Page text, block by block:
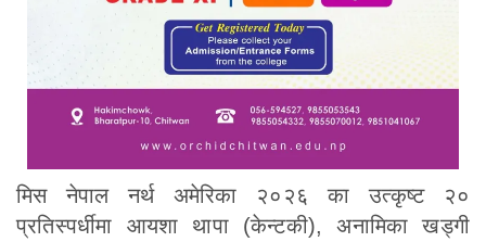
मिस नेपाल नर्थ अमेरिका २०२६ का उत्कृष्ट २०
प्रतिस्पर्धीमा आयशा थापा (केन्टकी), अनामिका खड्गी